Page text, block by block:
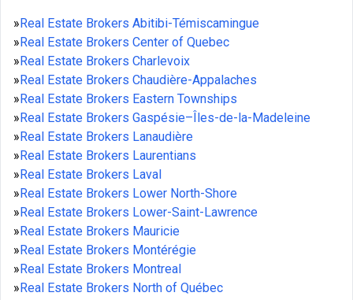
»Real Estate Brokers Abitibi-Témiscamingue
»Real Estate Brokers Center of Quebec
»Real Estate Brokers Charlevoix
»Real Estate Brokers Chaudière-Appalaches
»Real Estate Brokers Eastern Townships
»Real Estate Brokers Gaspésie–Îles-de-la-Madeleine
»Real Estate Brokers Lanaudière
»Real Estate Brokers Laurentians
»Real Estate Brokers Laval
»Real Estate Brokers Lower North-Shore
»Real Estate Brokers Lower-Saint-Lawrence
»Real Estate Brokers Mauricie
»Real Estate Brokers Montérégie
»Real Estate Brokers Montreal
»Real Estate Brokers North of Québec